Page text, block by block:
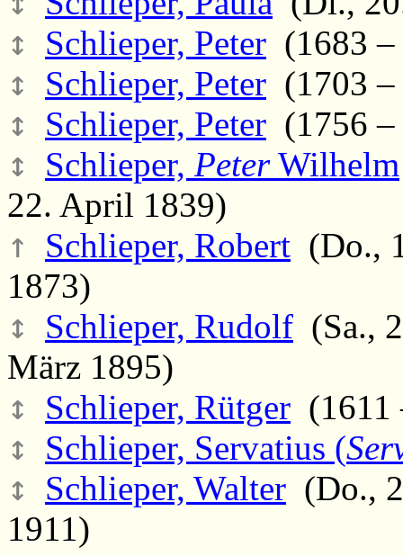
↕ Schlieper, Peter (1683
↕ Schlieper, Peter (1703
↕ Schlieper, Peter (1756
↕ Schlieper, PeterWilhelm
22. April 1839)
↑ Schlieper, Robert (Do.,
1873)
↕ Schlieper, Rudolf (Sa.,
März 1895)
↕ Schlieper, Rütger (1611
↕ Schlieper, Servatius (
↕ Schlieper, Walter (Do.,
1911)